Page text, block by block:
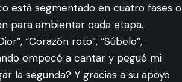
está segmentado en cuatro fases o
para ambientar cada etapa.
“Corazón roto”, “Súbelo”,
empecé a cantar y pegué mi
la segunda? Y gracias a su apoyo